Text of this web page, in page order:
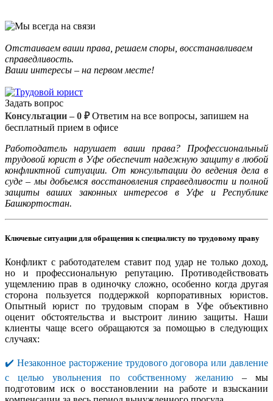
Отстаиваем ваши права, решаем споры, восстанавливаем
справедливость.
Ваши интересы – на первом месте!
Задать вопрос
Консультации – 0 ₽Ответим на все вопросы, запишем на
бесплатный прием в офисе
Работодатель нарушает ваши права? Профессиональный
трудовой юрист в Уфе обеспечит надежную защиту в любой
конфликтной ситуации. От консультации до ведения дела в
суде – мы добьемся восстановления справедливости и полной
защиты ваших законных интересов в Уфе и Республике
Башкортостан.
Ключевые ситуации для обращения к специалисту по трудовому праву
Конфликт с работодателем ставит под удар не только доход,
но и профессиональную репутацию. Противодействовать
ущемлению прав в одиночку сложно, особенно когда другая
сторона пользуется поддержкой корпоративных юристов.
Опытный юрист по трудовым спорам в Уфе объективно
оценит обстоятельства и выстроит линию защиты. Наши
клиенты чаще всего обращаются за помощью в следующих
случаях:
✔️ Незаконное расторжение трудового договора или давление
с целью увольнения по собственному желанию – мы
подготовим иск о восстановлении на работе и взыскании